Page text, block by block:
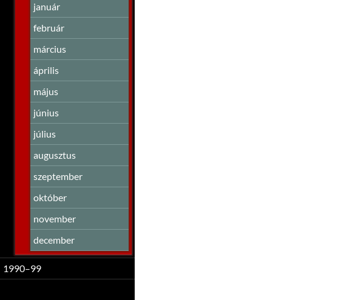
január
február
március
április
május
június
július
augusztus
szeptember
október
november
december
1990–99